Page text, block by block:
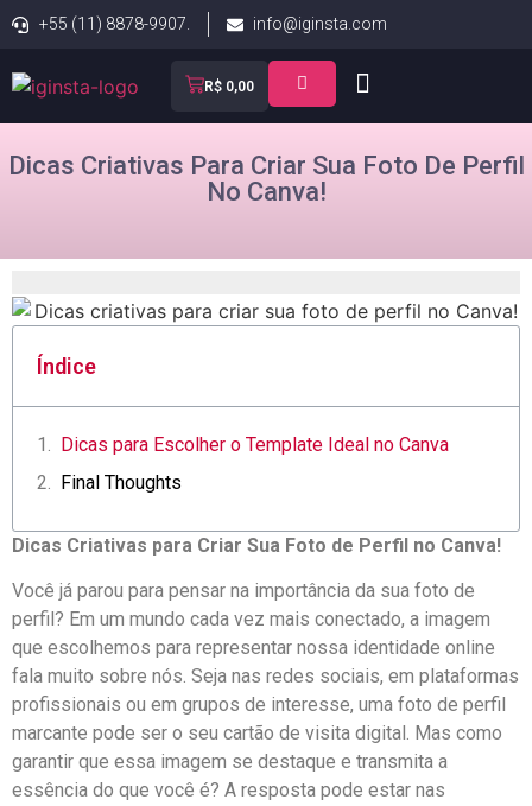
+55 (11) 8878-9907. info@iginsta.com
R$ 0,00
Dicas Criativas Para Criar Sua Foto De Perfil
No Canva!
Índice
Dicas⁣ para Escolher o ⁢Template Ideal no Canva
Final Thoughts
Dicas⁢ Criativas para Criar Sua Foto de Perfil no Canva!
Você já parou⁣ para pensar ⁢na importância da sua foto de
perfil? Em um mundo cada ⁣vez mais ⁤conectado,⁣ a imagem
que escolhemos para representar nossa ⁤identidade online
fala‌ muito sobre nós. Seja nas redes sociais, em​ plataformas
profissionais ou em grupos ⁣de interesse, uma​ foto de perfil
marcante⁤ pode ser o seu cartão ‌de visita digital. Mas como
garantir que‌ essa imagem⁢ se destaque​ e transmita a
essência do que você é? A resposta pode⁣ estar nas